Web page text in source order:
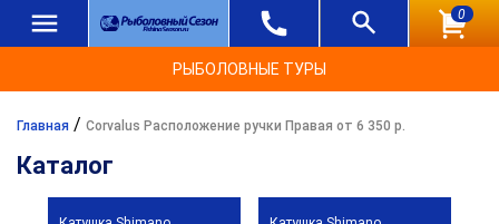
0
РЫБОЛОВНЫЕ ТУРЫ
Главная / Corvalus Расположение ручки Правая от 6 350 р.
Каталог